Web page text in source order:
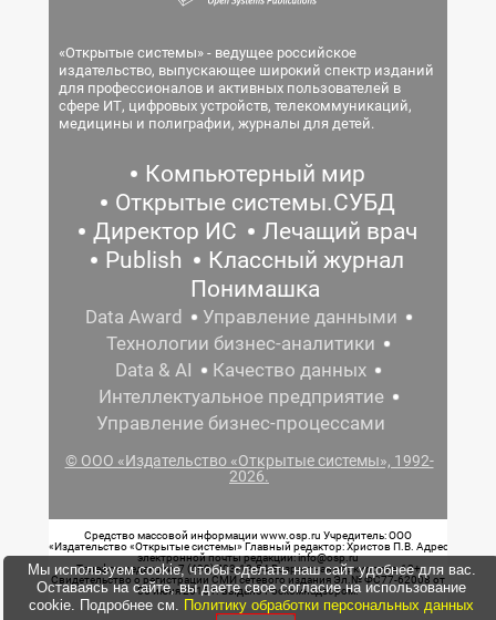
«Открытые системы» - ведущее российское
издательство, выпускающее широкий спектр изданий
для профессионалов и активных пользователей в
сфере ИТ, цифровых устройств, телекоммуникаций,
медицины и полиграфии, журналы для детей.
Компьютерный мир
Открытые системы.СУБД
Директор ИС
Лечащий врач
Publish
Классный журнал
Понимашка
Data Award
Управление данными
Технологии бизнес-аналитики
Data & AI
Качество данных
Интеллектуальное предприятие
Управление бизнес-процессами
© ООО «Издательство «Открытые системы», 1992-
2026.
Средство массовой информации www.osp.ru Учредитель: ООО
«Издательство «Открытые системы» Главный редактор: Христов П.В. Адрес
электронной почты редакции: info@osp.ru
Телефон редакции: 7 (499) 703-18-54 Возрастная маркировка: 12+
Свидетельство о регистрации СМИ сетевого издания Эл.№ ФС77-62008 от
05 июня 2015 г. выдано Роскомнадзором.
Мы используем cookie, чтобы сделать наш сайт удобнее для вас.
Оставаясь на сайте, вы даете свое согласие на использование
cookie. Подробнее см. Политику обработки персональных данных